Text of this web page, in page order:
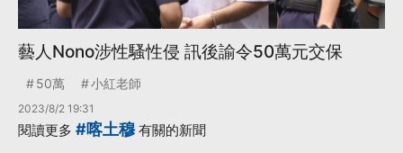
藝人Nono涉性騷性侵 訊後諭令50萬元交保
50萬 小紅老師
2023/8/2 19:31
閱讀更多 #喀土穆有關的新聞